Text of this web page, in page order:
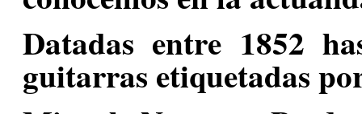
Datadas entre 1852
guitarras etiquetadas